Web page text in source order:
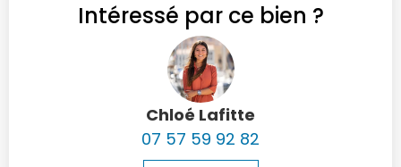
Intéressé par ce bien ?
Chloé Lafitte
07 57 59 92 82